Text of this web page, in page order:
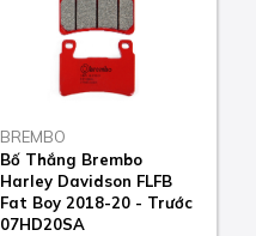
BREMBO
Bố Thắng Brembo
Harley Davidson FLFB
Fat Boy 2018-20 - Trước
07HD20SA